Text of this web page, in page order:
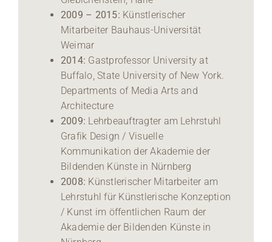
2009 – 2015: Künstlerischer
Mitarbeiter Bauhaus-Universität
Weimar
2014: Gastprofessor University at
Buffalo, State University of New York.
Departments of Media Arts and
Architecture
2009: Lehrbeauftragter am Lehrstuhl
Grafik Design / Visuelle
Kommunikation der Akademie der
Bildenden Künste in Nürnberg
2008: Künstlerischer Mitarbeiter am
Lehrstuhl für Künstlerische Konzeption
/ Kunst im öffentlichen Raum der
Akademie der Bildenden Künste in